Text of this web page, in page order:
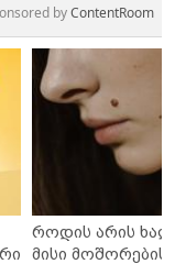
byContentRoom
როდის არის
მისი მოშორების